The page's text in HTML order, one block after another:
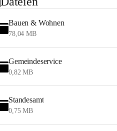
Bauen & Wohnen
78,04 MB
Gemeindeservice
0,82 MB
Standesamt
0,75 MB